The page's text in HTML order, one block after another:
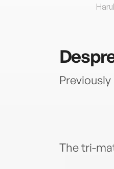
The tri-